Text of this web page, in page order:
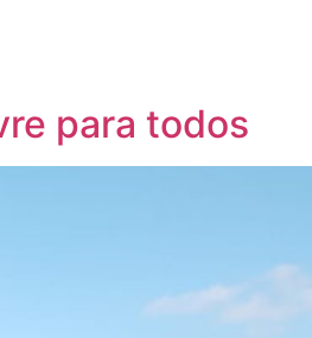
para todos